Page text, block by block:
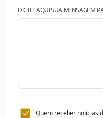
DIGITE AQUI SUA MENSAGEM
Quero receber notícias